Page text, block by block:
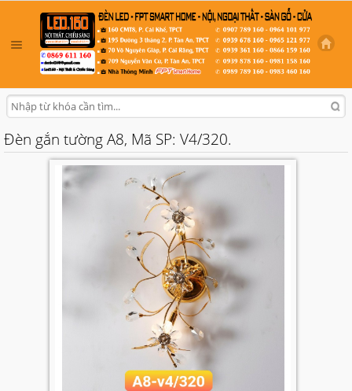
Đèn gắn tường A8, Mã SP: V4/320.